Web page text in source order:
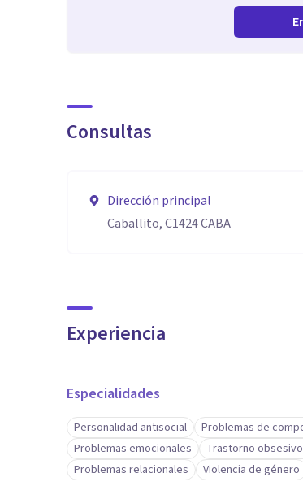
Consultas
Dirección principal
Caballito, C1424 CABA
Experiencia
Especialidades
Personalidad antisocial Problemas de
Problemas emocionales
Trastorno
Problemas relacionales
Violencia de género